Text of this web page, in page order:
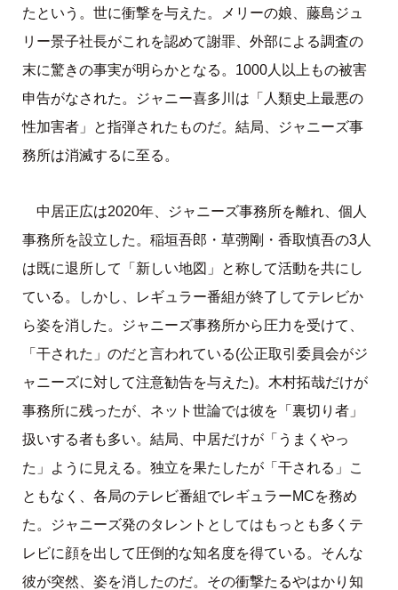
たという。世に衝撃を与えた。メリーの娘、藤島ジュ
リー景子社長がこれを認めて謝罪、外部による調査の
末に驚きの事実が明らかとなる。1000人以上もの被害
申告がなされた。ジャニー喜多川は「人類史上最悪の
性加害者」と指弾されたものだ。結局、ジャニーズ事
務所は消滅するに至る。
中居正広は2020年、ジャニーズ事務所を離れ、個人
事務所を設立した。稲垣吾郎・草彅剛・香取慎吾の3人
は既に退所して「新しい地図」と称して活動を共にし
ている。しかし、レギュラー番組が終了してテレビか
ら姿を消した。ジャニーズ事務所から圧力を受けて、
「干された」のだと言われている(公正取引委員会がジ
ャニーズに対して注意勧告を与えた)。木村拓哉だけが
事務所に残ったが、ネット世論では彼を「裏切り者」
扱いする者も多い。結局、中居だけが「うまくやっ
た」ように見える。独立を果たしたが「干される」こ
ともなく、各局のテレビ番組でレギュラーMCを務め
た。ジャニーズ発のタレントとしてはもっとも多くテ
レビに顔を出して圧倒的な知名度を得ている。そんな
彼が突然、姿を消したのだ。その衝撃たるやはかり知